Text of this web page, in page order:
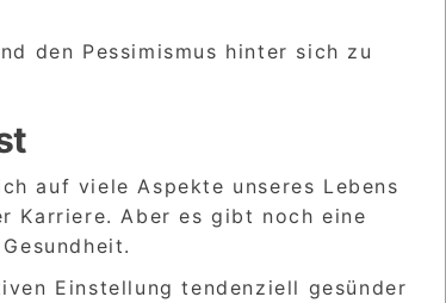
den Pessimismus hinter sich zu
auf viele Aspekte unseres Lebens
Karriere. Aber es gibt noch eine
Einstellung tendenziell gesünder